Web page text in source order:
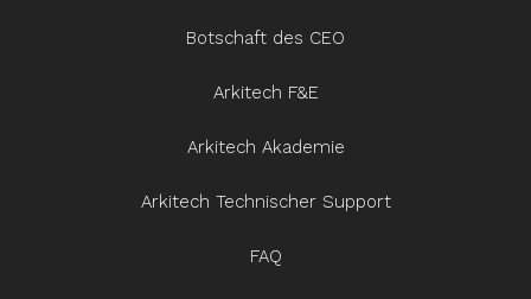
Botschaft des CEO
Arkitech F&E
Arkitech Akademie
Arkitech Technischer Support
FAQ